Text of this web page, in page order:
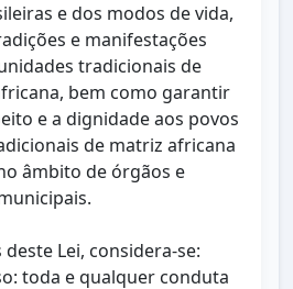
e dos modos de vida,
e manifestações
tradicionais de
bem como garantir
e a dignidade aos povos
de matriz africana
âmbito de órgãos e
Lei, considera-se:
toda e qualquer conduta